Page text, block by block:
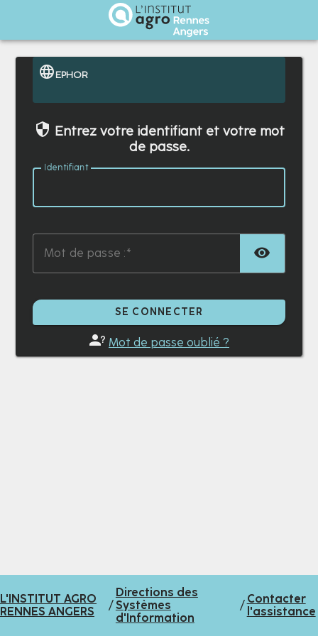
Institut Agro Rennes Angers
EPHOR
Entrez votre identifiant et votre mot
de passe.
Identifiant :
Mot de passe :
SE CONNECTER
Mot de passe oublié ?
L'INSTITUT AGRO
RENNES ANGERS
/
Directions des
Systèmes
d'Information
/Contacter
l'assistance